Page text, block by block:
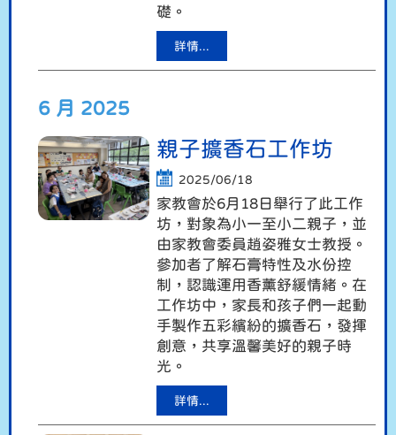
礎。
詳情...
6 月 2025
親子擴香石工作坊
2025/06/18
家教會於6月18日舉行了此工作
坊，對象為小一至小二親子，並
由家教會委員趙姿雅女士教授。
參加者了解石膏特性及水份控
制，認識運用香薰舒緩情緒。在
工作坊中，家長和孩子們一起動
手製作五彩繽紛的擴香石，發揮
創意，共享溫馨美好的親子時
光。
詳情...